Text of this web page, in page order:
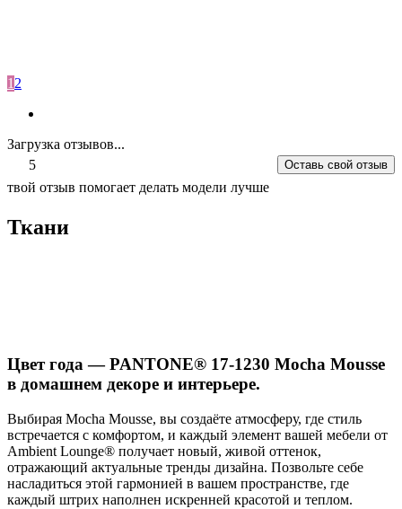
1 2
Загрузка отзывов...
5
Оставь свой отзыв
твой отзыв помогает делать модели лучше
Ткани
Цвет года — PANTONE® 17-1230 Mocha Mousse
в домашнем декоре и интерьере.
Выбирая Mocha Mousse, вы создаёте атмосферу, где стиль
встречается с комфортом, и каждый элемент вашей мебели от
Ambient Lounge® получает новый, живой оттенок,
отражающий актуальные тренды дизайна. Позвольте себе
насладиться этой гармонией в вашем пространстве, где
каждый штрих наполнен искренней красотой и теплом.